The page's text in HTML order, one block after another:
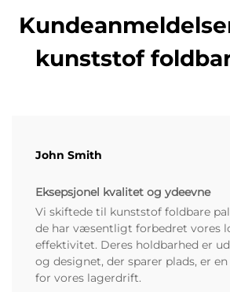
kunststof
John Smith
Eksepsjonel kvalitet og ydeevne
Vi skiftede til kunststof foldbare
de har væsentligt forbedret vores
effektivitet. Deres holdbarhed er
og designet, der sparer plads, er
for vores lagerdrift.